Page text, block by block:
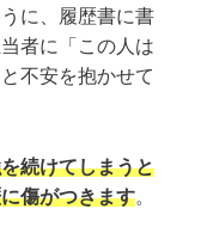
に、履歴書に書
者に「この人は
不安を抱かせて
続けてしまうと
傷がつきます。